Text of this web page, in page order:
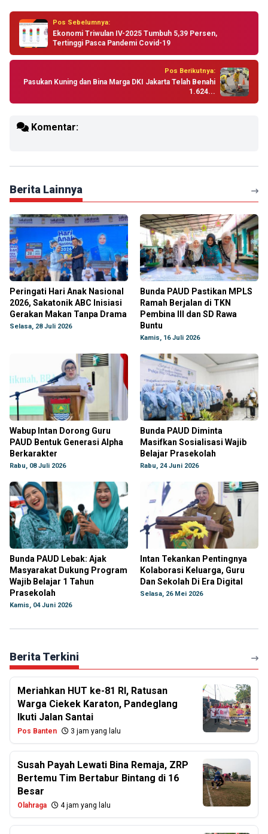
Pos Sebelumnya:
Ekonomi Triwulan IV-2025 Tumbuh 5,39 Persen,
Tertinggi Pasca Pandemi Covid-19
Pos Berikutnya:
Pasukan Kuning dan Bina Marga DKI Jakarta Telah Benahi
1.624...
Komentar:
Berita Lainnya
Peringati Hari Anak Nasional
2026, Sakatonik ABC Inisiasi
Gerakan Makan Tanpa Drama
Selasa, 28 Juli 2026
Bunda PAUD Pastikan MPLS
Ramah Berjalan di TKN
Pembina III dan SD Rawa
Buntu
Kamis, 16 Juli 2026
Wabup Intan Dorong Guru
PAUD Bentuk Generasi Alpha
Berkarakter
Rabu, 08 Juli 2026
Bunda PAUD Diminta
Masifkan Sosialisasi Wajib
Belajar Prasekolah
Rabu, 24 Juni 2026
Bunda PAUD Lebak: Ajak
Masyarakat Dukung Program
Wajib Belajar 1 Tahun
Prasekolah
Kamis, 04 Juni 2026
Intan Tekankan Pentingnya
Kolaborasi Keluarga, Guru
Dan Sekolah Di Era Digital
Selasa, 26 Mei 2026
Berita Terkini
Meriahkan HUT ke-81 RI, Ratusan
Warga Ciekek Karaton, Pandeglang
Ikuti Jalan Santai
Pos Banten 3 jam yang lalu
Susah Payah Lewati Bina Remaja, ZRP
Bertemu Tim Bertabur Bintang di 16
Besar
Olahraga 4 jam yang lalu